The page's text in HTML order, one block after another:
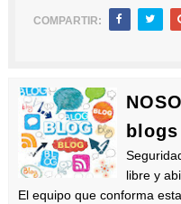
COMPARTIR:
blogs
libre y
El equipo que conforma